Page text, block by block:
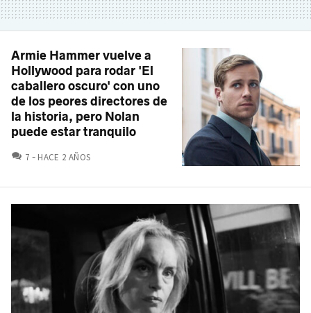
Armie Hammer vuelve a
Hollywood para rodar 'El
caballero oscuro' con uno
de los peores directores de
la historia, pero Nolan
puede estar tranquilo
7 COMENTARIOS
HACE 2 AÑOS